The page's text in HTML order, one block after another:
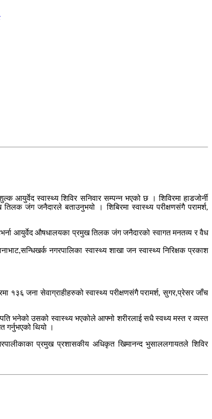
आयुर्वेद स्वास्थ्य शिविर सनिवार सम्पन्न भएको छ । शिविरमा हाडजोर्नी
जंग जनैदारले बताउनुभयो । शिबिरमा स्वास्थ्य परीक्षणसंगै परामर्श,
आयुर्वेद औषधालयका प्रमुख तिलक जंग जनैदारको स्वागत मनतव्य र वैध
नगरपालिका स्वास्थ्य शाखा जन स्वास्थ्य निरिक्षक प्रकाश
१३६ जना सेवाग्राहीहरुको स्वास्थ्य परीक्षणसंगै परामर्श, सुगर,प्रेसर जाँच
भनेको उसको स्वास्थ्य भएकोले आफ्नो शरीरलाई सधै स्वथ्य मस्त र व्यस्त
गर्नुभएको थियो ।
प्रमुख प्रशासकीय अधिकृत खिमानन्द भुसाललगायतले शिविर